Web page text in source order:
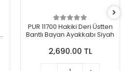
PUR 11700 Hakiki Deri Üstten
Bantlı Bayan Ayakkabı Siyah
2,690.00 TL